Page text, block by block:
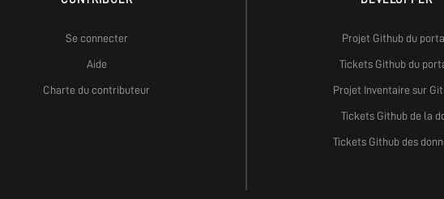
Se connecter
Aide
Charte du contributeur
Projet Github du
Tickets Github du
Projet Inventaire sur
Tickets Github de la
Tickets Github des